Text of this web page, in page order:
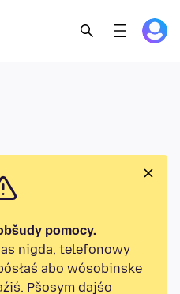
pomocy.
nigda, telefonowy
abo wósobinske
Pšosym dajśo